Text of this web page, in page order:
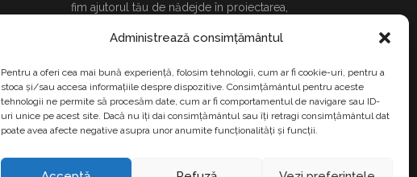
Administrează consimțământul
Pentru a oferi cea mai bună experiență, folosim tehnologii, cum ar fi cookie-uri, pentru a
stoca și/sau accesa informațiile despre dispozitive. Consimțământul pentru aceste
tehnologii ne permite să procesăm date, cum ar fi comportamentul de navigare sau ID-
uri unice pe acest site. Dacă nu îți dai consimțământul sau îți retragi consimțământul dat
poate avea afecte negative asupra unor anumite funcționalități și funcții.
fim ajutorul tău de nădejde în proiectarea,
containere acum!